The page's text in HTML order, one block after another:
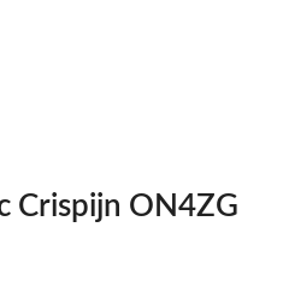
Crispijn ON4ZG